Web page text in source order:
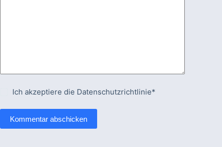
Ich akzeptiere die Datenschutzrichtlinie*
Kommentar abschicken